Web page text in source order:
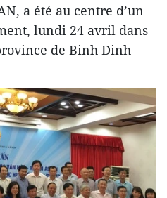
a été au centre d’un
lundi 24 avril dans
de Binh Dinh